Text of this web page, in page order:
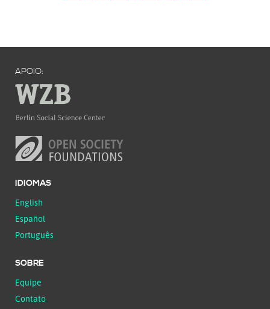
APOIO:
IDIOMAS
English
Español
Português
SOBRE
Equipe
Contato